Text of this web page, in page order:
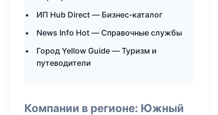
ИП Hub Direct — Бизнес-каталог
News Info Hot — Справочные службы
Город Yellow Guide — Туризм и
путеводители
Компании в регионе: Южный